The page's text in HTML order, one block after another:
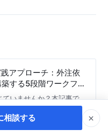
アプローチ：外注依
する5段階ワークフロ
いませんか？本記事で
を実現する「AI内製化」
。PoCの壁を越え、全社
実践的なワークフローと
相談する ×